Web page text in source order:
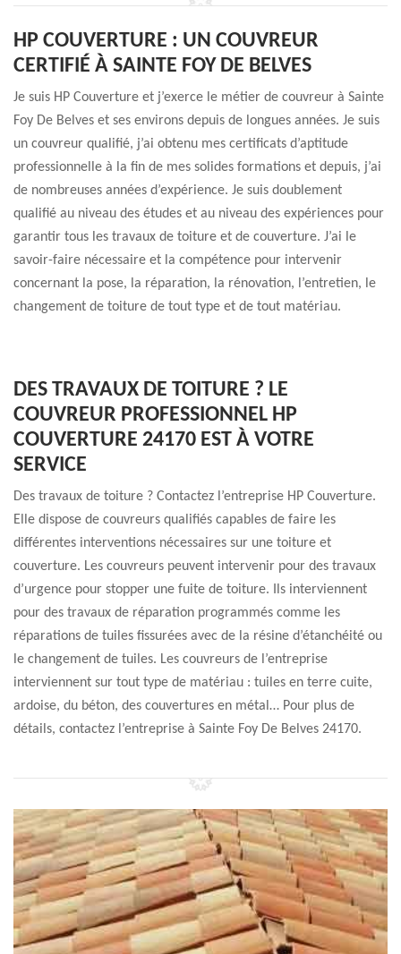
HP COUVERTURE : UN COUVREUR
CERTIFIÉ À SAINTE FOY DE BELVES
Je suis HP Couverture et j’exerce le métier de couvreur à Sainte
Foy De Belves et ses environs depuis de longues années. Je suis
un couvreur qualifié, j’ai obtenu mes certificats d’aptitude
professionnelle à la fin de mes solides formations et depuis, j’ai
de nombreuses années d’expérience. Je suis doublement
qualifié au niveau des études et au niveau des expériences pour
garantir tous les travaux de toiture et de couverture. J’ai le
savoir-faire nécessaire et la compétence pour intervenir
concernant la pose, la réparation, la rénovation, l’entretien, le
changement de toiture de tout type et de tout matériau.
DES TRAVAUX DE TOITURE ? LE
COUVREUR PROFESSIONNEL HP
COUVERTURE 24170 EST À VOTRE
SERVICE
Des travaux de toiture ? Contactez l’entreprise HP Couverture.
Elle dispose de couvreurs qualifiés capables de faire les
différentes interventions nécessaires sur une toiture et
couverture. Les couvreurs peuvent intervenir pour des travaux
d’urgence pour stopper une fuite de toiture. Ils interviennent
pour des travaux de réparation programmés comme les
réparations de tuiles fissurées avec de la résine d’étanchéité ou
le changement de tuiles. Les couvreurs de l’entreprise
interviennent sur tout type de matériau : tuiles en terre cuite,
ardoise, du béton, des couvertures en métal… Pour plus de
détails, contactez l’entreprise à Sainte Foy De Belves 24170.